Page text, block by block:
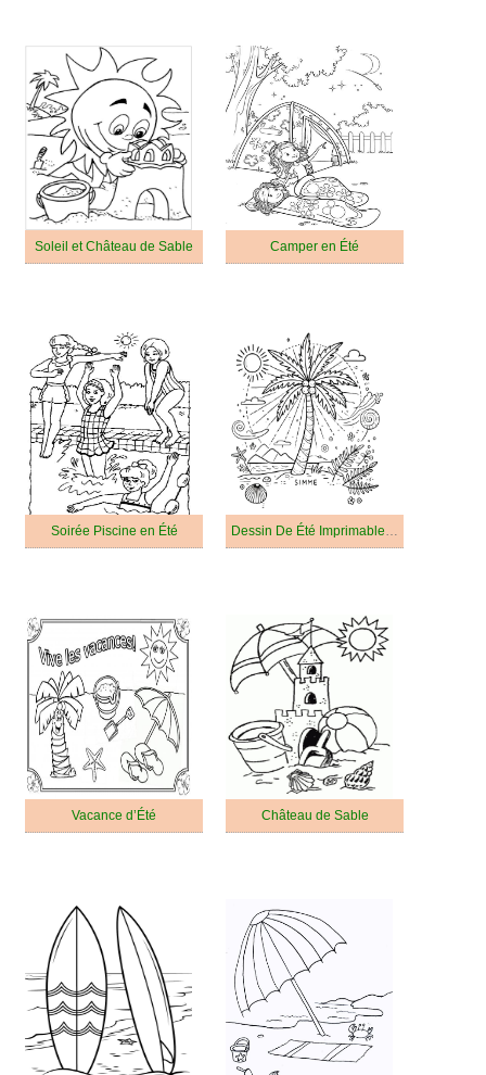
Soleil et Château de Sable Camper en Été
Soirée Piscine en Été Dessin De Été Imprimable Pour Les Enfants
Vacance d’Été Château de Sable